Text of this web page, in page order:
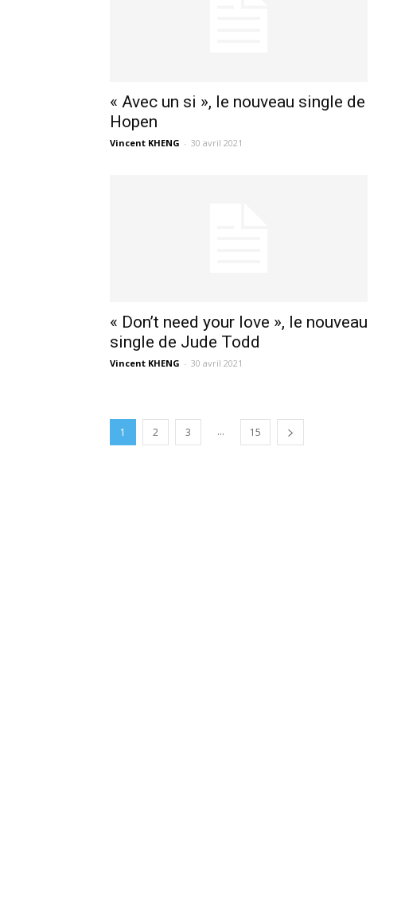
« Avec un si », le nouveau single de
Hopen
Vincent KHENG - 30 avril 2021
« Don’t need your love », le nouveau
single de Jude Todd
Vincent KHENG - 30 avril 2021
1 2 3 ... 15